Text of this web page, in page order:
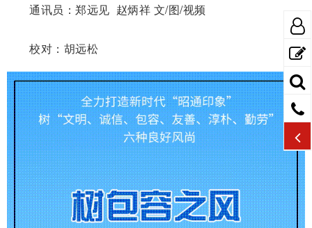
通讯员：郑远见 赵炳祥 文/图/视频
校对：胡远松